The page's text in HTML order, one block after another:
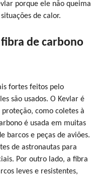
porque ele não queima
de calor.
de carbono
fortes feitos pelo
são usados. O Kevlar é
como coletes à
é usada em muitas
barcos e peças de aviões.
de astronautas para
Por outro lado, a fibra
leves e resistentes,